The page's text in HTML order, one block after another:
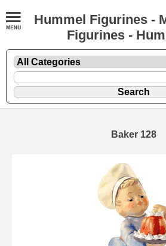
Hummel Figurines -
Figurines -
Baker 128